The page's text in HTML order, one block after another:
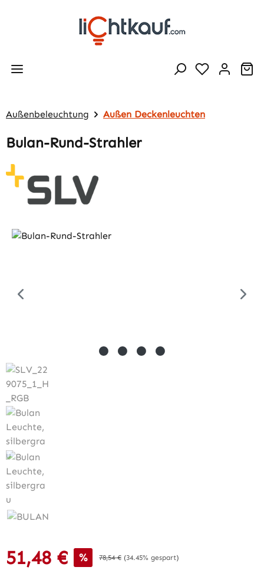
Zum Hauptinhalt springen
Außenbeleuchtung Außen Deckenleuchten
Bulan-Rund-Strahler
Bildergalerie überspringen
Verkaufspreis:
51,48 € % Regulärer Preis:
78,54 € (34.45% gespart)